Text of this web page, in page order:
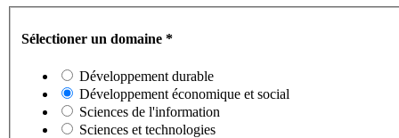
Sélectioner un domaine *
Développement durable
Développement économique et social
Sciences de l'information
Sciences et technologies